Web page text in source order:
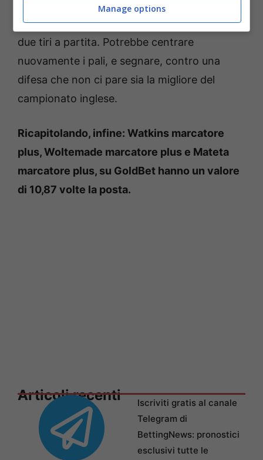
calciato verso le porta avversaria 14
occasioni. Quindi una grossa media, più di
due tiri a partita. Potrebbe centrare
nuovamente i pali, e segnare, contro una
difesa che non ci pare sia la migliore del
campionato inglese.
Ricapitolando, infine: Watkins marcatore
plus, Woltemade marcatore plus e Mateta
marcatore plus, su GoldBet hanno un valore
di 10,87 volte la posta.
Articoli recenti
Iscriviti gratis al canale
Telegram di
BettingNews: pronostici
esclusivi tutte le
Manage options